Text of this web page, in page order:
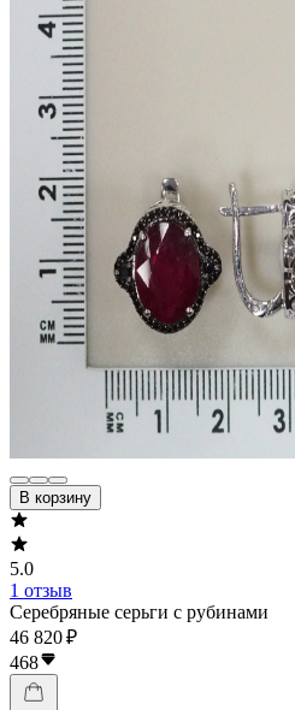
В корзину
5.0
1 отзыв
Серебряные серьги с рубинами
46 820 ₽
468